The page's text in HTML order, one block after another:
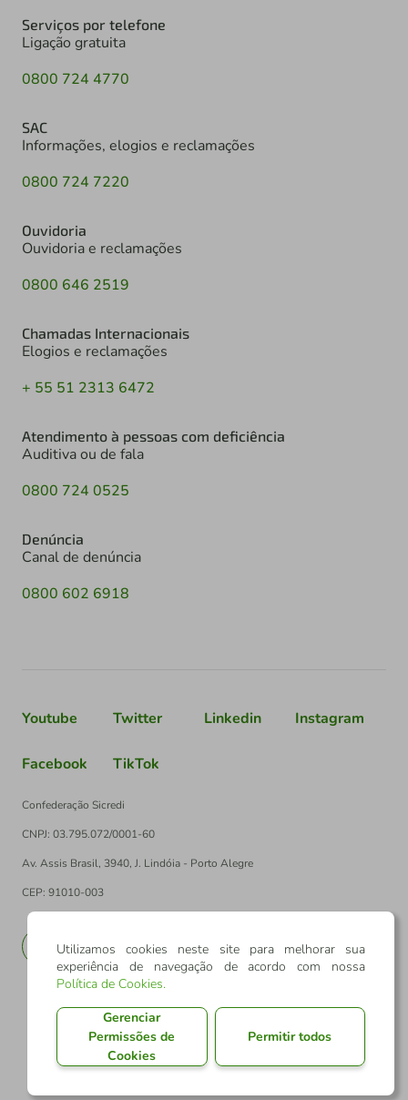
Serviços por telefone
Ligação gratuita
0800 724 4770
SAC
Informações, elogios e reclamações
0800 724 7220
Ouvidoria
Ouvidoria e reclamações
0800 646 2519
Chamadas Internacionais
Elogios e reclamações
+ 55 51 2313 6472
Atendimento à pessoas com deficiência
Auditiva ou de fala
0800 724 0525
Denúncia
Canal de denúncia
0800 602 6918
Youtube Twitter Linkedin Instagram
Facebook TikTok
Confederação Sicredi
CNPJ: 03.795.072/0001-60
Av. Assis Brasil, 3940, J. Lindóia - Porto Alegre
CEP: 91010-003
EN
Utilizamos cookies neste site para melhorar sua
experiência de navegação de acordo com nossa
Política de Cookies.
Gerenciar
Permissões de
Cookies
Permitir todos